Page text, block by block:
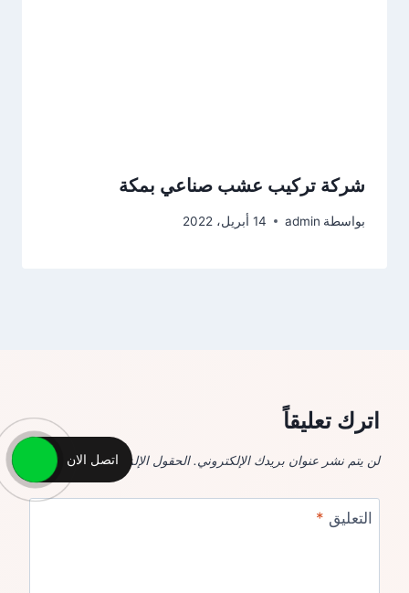
شركة تركيب عشب صناعي بمكة
بواسطة admin 14 أبريل، 2022
اترك تعليقاً
لن يتم نشر عنوان بريدك الإلكتروني. الحقول الإلزامية مشار إليها بـ
التعليق *
اتصل الان